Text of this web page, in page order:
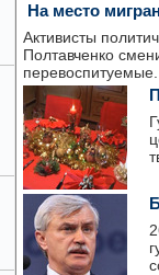
На место
Активисты
Полтавченко
перевоспитуемые.